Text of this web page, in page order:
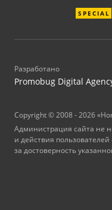
SPECIAL
Разработано
Promobug Digital
Copyright © 2008 - 2026
Администрация сайта не
и действия
за достоверность